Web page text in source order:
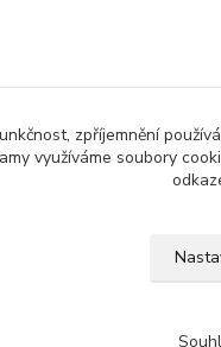
zařazeno v
zpříjemnění
využíváme soubory